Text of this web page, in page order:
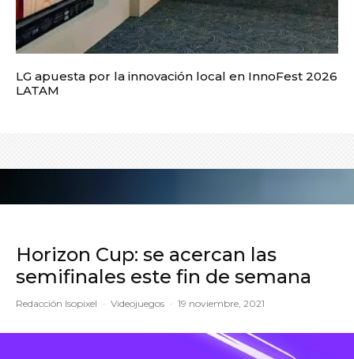
LG apuesta por la innovación local en InnoFest 2026
LATAM
Horizon Cup: se acercan las
semifinales este fin de semana
Redacción Isopixel · Videojuegos · 19 noviembre, 2021